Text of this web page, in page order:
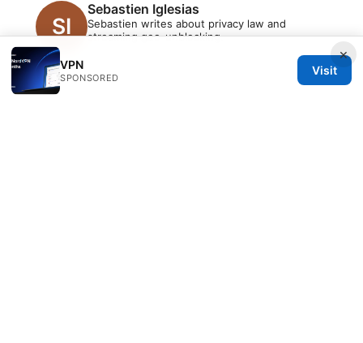
Sebastien Iglesias
Sebastien writes about privacy law and
streaming geo-unblocking.
×
VPN
SPONSORED
Visit